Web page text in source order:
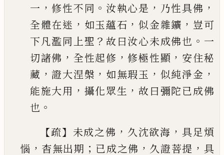
一 ，修性不同 。 汝執心是 ， 乃性具佛 ，
全體在迷 ， 如玉蘊石 ，似金雜鑛 ， 豈可
下凡濫同上聖 ？故曰汝心未成佛也 。 一
切諸佛 ， 全性起修 ，修極性顯 ， 安住秘
藏 ，證大涅槃 ， 如無瑕玉 ， 似純淨金 ，
能施大用 ， 攝化眾生 ，故曰彌陀已成佛
也 。
【疏】 未成之佛 ， 久沈欲海 ， 具足煩
惱 ， 杳無出期 ； 已成之佛 ， 久證菩提 ， 具